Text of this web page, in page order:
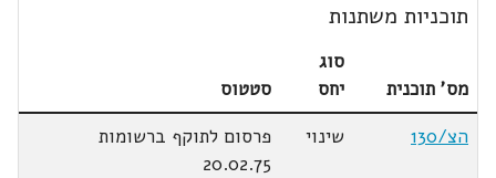
תוכניות משתנות
מס' תוכנית
סוג
יחס
סטטוס
הצ/130
שינוי
פרסום לתוקף ברשומות
20.02.75